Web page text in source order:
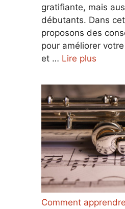
gratifiante, mais
débutants. Dans
proposons des
pour améliorer
et … Lire plus
Comment